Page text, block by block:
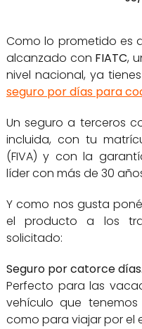
Como lo prometido es
alcanzado con FIATC,
nivel nacional, ya
seguro por días para
Un seguro a terceros
incluida, con tu
(FIVA) y con la
líder con más de 30
Y como nos gusta
el producto a los
solicitado:
Seguro por catorce días.
Perfecto para las
vehículo que
como para viajar por el